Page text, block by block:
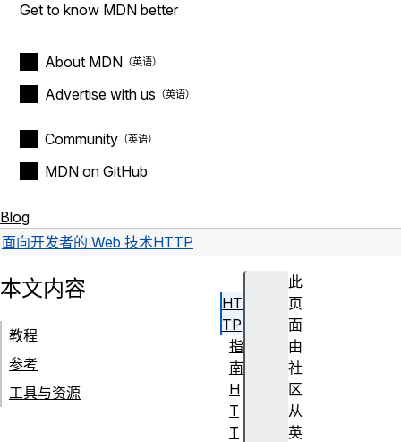
Get to know MDN better
About MDN
Advertise with us
Community
MDN on GitHub
Blog
面向开发者的 Web 技术HTTP
此
页
面
由
社
区
从
英
本文内容
教程
参考
工具与资源
HT
TP
指
南
H
T
T